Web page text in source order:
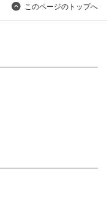
このページのトップへ